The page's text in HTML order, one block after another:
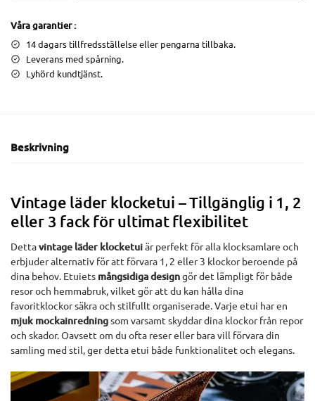
Våra garantier :
14 dagars tillfredsställelse eller pengarna tillbaka.
Leverans med spårning.
Lyhörd kundtjänst.
Beskrivning
Vintage läder klocketui – Tillgänglig i 1, 2
eller 3 fack för ultimat flexibilitet
Dettavintage läder klocketuiär perfekt för alla klocksamlare och
erbjuder alternativ för att förvara 1, 2 eller 3 klockor beroende på
dina behov. Etuiets mångsidiga designgör det lämpligt för både
resor och hemmabruk, vilket gör att du kan hålla dina
favoritklockor säkra och stilfullt organiserade. Varje etui har en
mjuk mockainredningsom varsamt skyddar dina klockor från repor
och skador. Oavsett om du ofta reser eller bara vill förvara din
samling med stil, ger detta etui både funktionalitet och elegans.